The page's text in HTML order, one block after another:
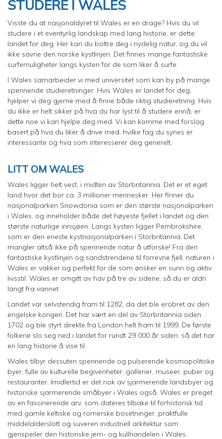
STUDERE I WALES
Visste du at nasjonaldyret til Wales er en drage? Hvis du vil
studere i et eventyrlig landskap med lang historie, er dette
landet for deg. Her kan du boltre deg i nydelig natur, og du vil
ikke savne den norske kystlinjen. Det finnes mange fantastiske
surfemuligheter langs kysten for de som liker å surfe.
I Wales samarbeider vi med universitet som kan by på mange
spennende studieretninger. Hvis Wales er landet for deg,
hjelper vi deg gjerne med å finne både riktig studieretning. Hvis
du ikke er helt sikker på hva du har lyst til å studere ennå, er
dette noe vi kan hjelpe deg med. Vi kan komme med forslag
basert på hva du liker å drive med, hvilke fag du synes er
interessante og hva som interesserer deg generelt.
LITT OM WALES
Wales ligger helt vest, i midten av Storbritannia. Det er et eget
land hvor det bor ca. 3 millioner mennesker. Her finner du
nasjonalparken Snowdonia som er den største nasjonalparken
i Wales, og inneholder både det høyeste fjellet i landet og den
største naturlige innsjøen. Langs kysten ligger Pembrokshire,
som er den eneste kystnasjonalparken i Storbritannia. Det
mangler altså ikke på spennende natur å utforske! Fra den
fantastiske kystlinjen og sandstrendene til forrevne fjell, naturen i
Wales er vakker og perfekt for de som ønsker en sunn og aktiv
livsstil. Wales er omgitt av hav på tre av sidene, så du er aldri
langt fra vannet.
Landet var selvstendig fram til 1282, da det ble erobret av den
engelske kongen. Det har vært en del av Storbritannia siden
1702 og ble styrt direkte fra London helt fram til 1999. De første
folkene slo seg ned i landet for rundt 29 000 år siden, så det har
en lang historie å vise til.
Wales tilbyr dessuten spennende og pulserende kosmopolitiske
byer, fulle av kulturelle begivenheter, gallerier, museer, puber og
restauranter. Imidlertid er det nok av sjarmerende landsbyer og
historiske sjarmerende småbyer i Wales også. Wales er preget
av en fascinerende arv, som dateres tilbake til forhistorisk tid
med gamle keltiske og romerske bosetninger, praktfulle
middelalderslott og suveren industriell arkitektur som
gjenspeiler den historiske jern- og kullhandelen i Wales.